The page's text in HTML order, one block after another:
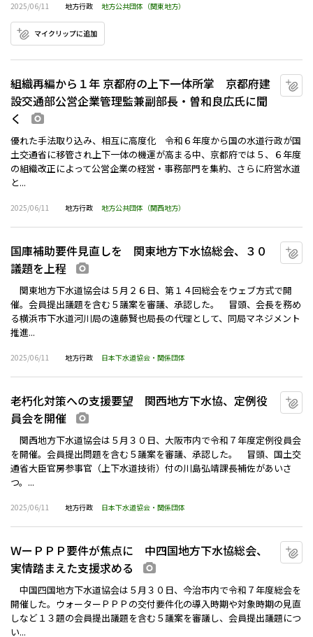
2025/06/11 地方行政 地方公共団体（関東地方）
マイクリップに追加
組織再編から１年 京都府の上下一体所掌 京都府建
設交通部公営企業管理監兼副部長・曽和良広氏に聞
く
優れた手法取り込み、相互に高度化 令和６年度から国の水道行政が国
土交通省に移管され上下一体の機運が高まる中、京都府では５、６年度
の組織改正によって公営企業の経営・事務部門を集約、さらに府営水道
と...
2025/06/11 地方行政 地方公共団体（関西地方）
国庫補助要件見直しを 関東地方下水協総会、３０
議題を上程
関東地方下水道協会は５月２６日、第１４回総会をウェブ方式で開
催。会員提出議題を含む５議案を審議、承認した。 冒頭、会長を務め
る横浜市下水道河川局の遠藤賢也局長の代理として、同局マネジメント
推進...
2025/06/11 地方行政 日本下水道協会・関係団体
老朽化対策への支援要望 関西地方下水協、定例役
員会を開催
関西地方下水道協会は５月３０日、大阪市内で令和７年度定例役員会
を開催。会員提出問題を含む５議案を審議、承認した。 冒頭、国土交
通省大臣官房参事官（上下水道技術）付の川島弘靖課長補佐があいさ
つ。...
2025/06/11 地方行政 日本下水道協会・関係団体
ＷーＰＰＰ要件が焦点に 中四国地方下水協総会、
実情踏まえた支援求める
中国四国地方下水道協会は５月３０日、今治市内で令和７年度総会を
開催した。ウォーターＰＰＰの交付要件化の導入時期や対象時期の見直
しなど１３題の会員提出議題を含む５議案を審議し、会員提出議題につ
い...